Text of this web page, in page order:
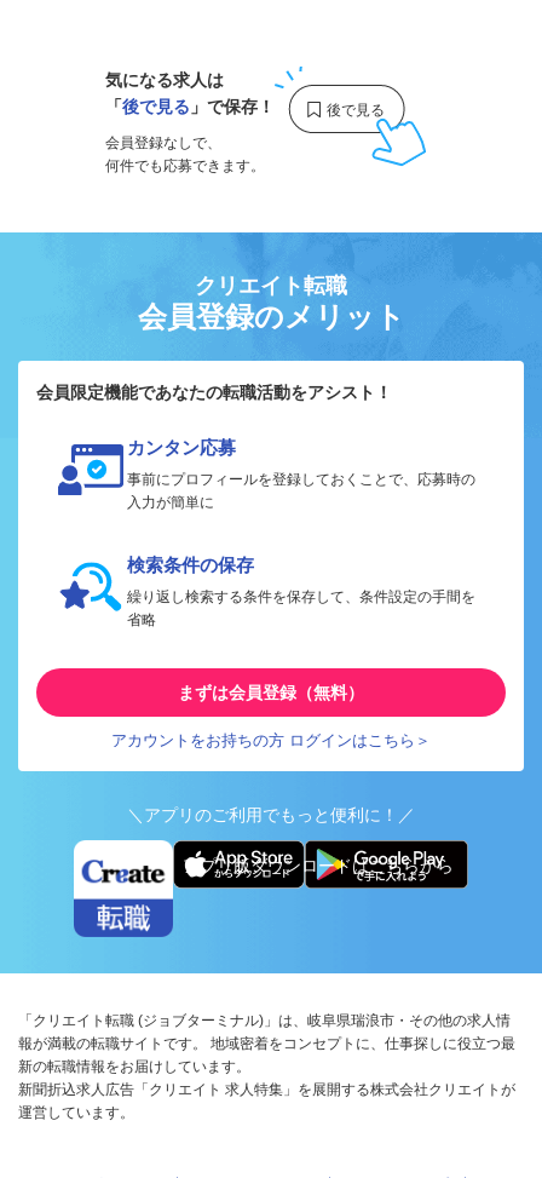
気になる求人は
「後で見る 」で保存！
会員登録なしで、
何件でも応募できます。
クリエイト転職
会員登録のメリット
会員限定機能であなたの転職活動をアシスト！
カンタン応募
事前にプロフィールを登録しておくことで、応募時の
入力が簡単に
検索条件の保存
繰り返し検索する条件を保存して、条件設定の手間を
省略
まずは会員登録（無料）
アカウントをお持ちの方 ログインはこちら＞
＼アプリのご利用でもっと便利に！／
アプリ版ダウンロードはこちらから
「クリエイト転職 (ジョブターミナル)」は、岐阜県瑞浪市・その他の求人情
報が満載の転職サイトです。 地域密着をコンセプトに、仕事探しに役立つ最
新の転職情報をお届けしています。
新聞折込求人広告「クリエイト 求人特集」を展開する株式会社クリエイトが
運営しています。